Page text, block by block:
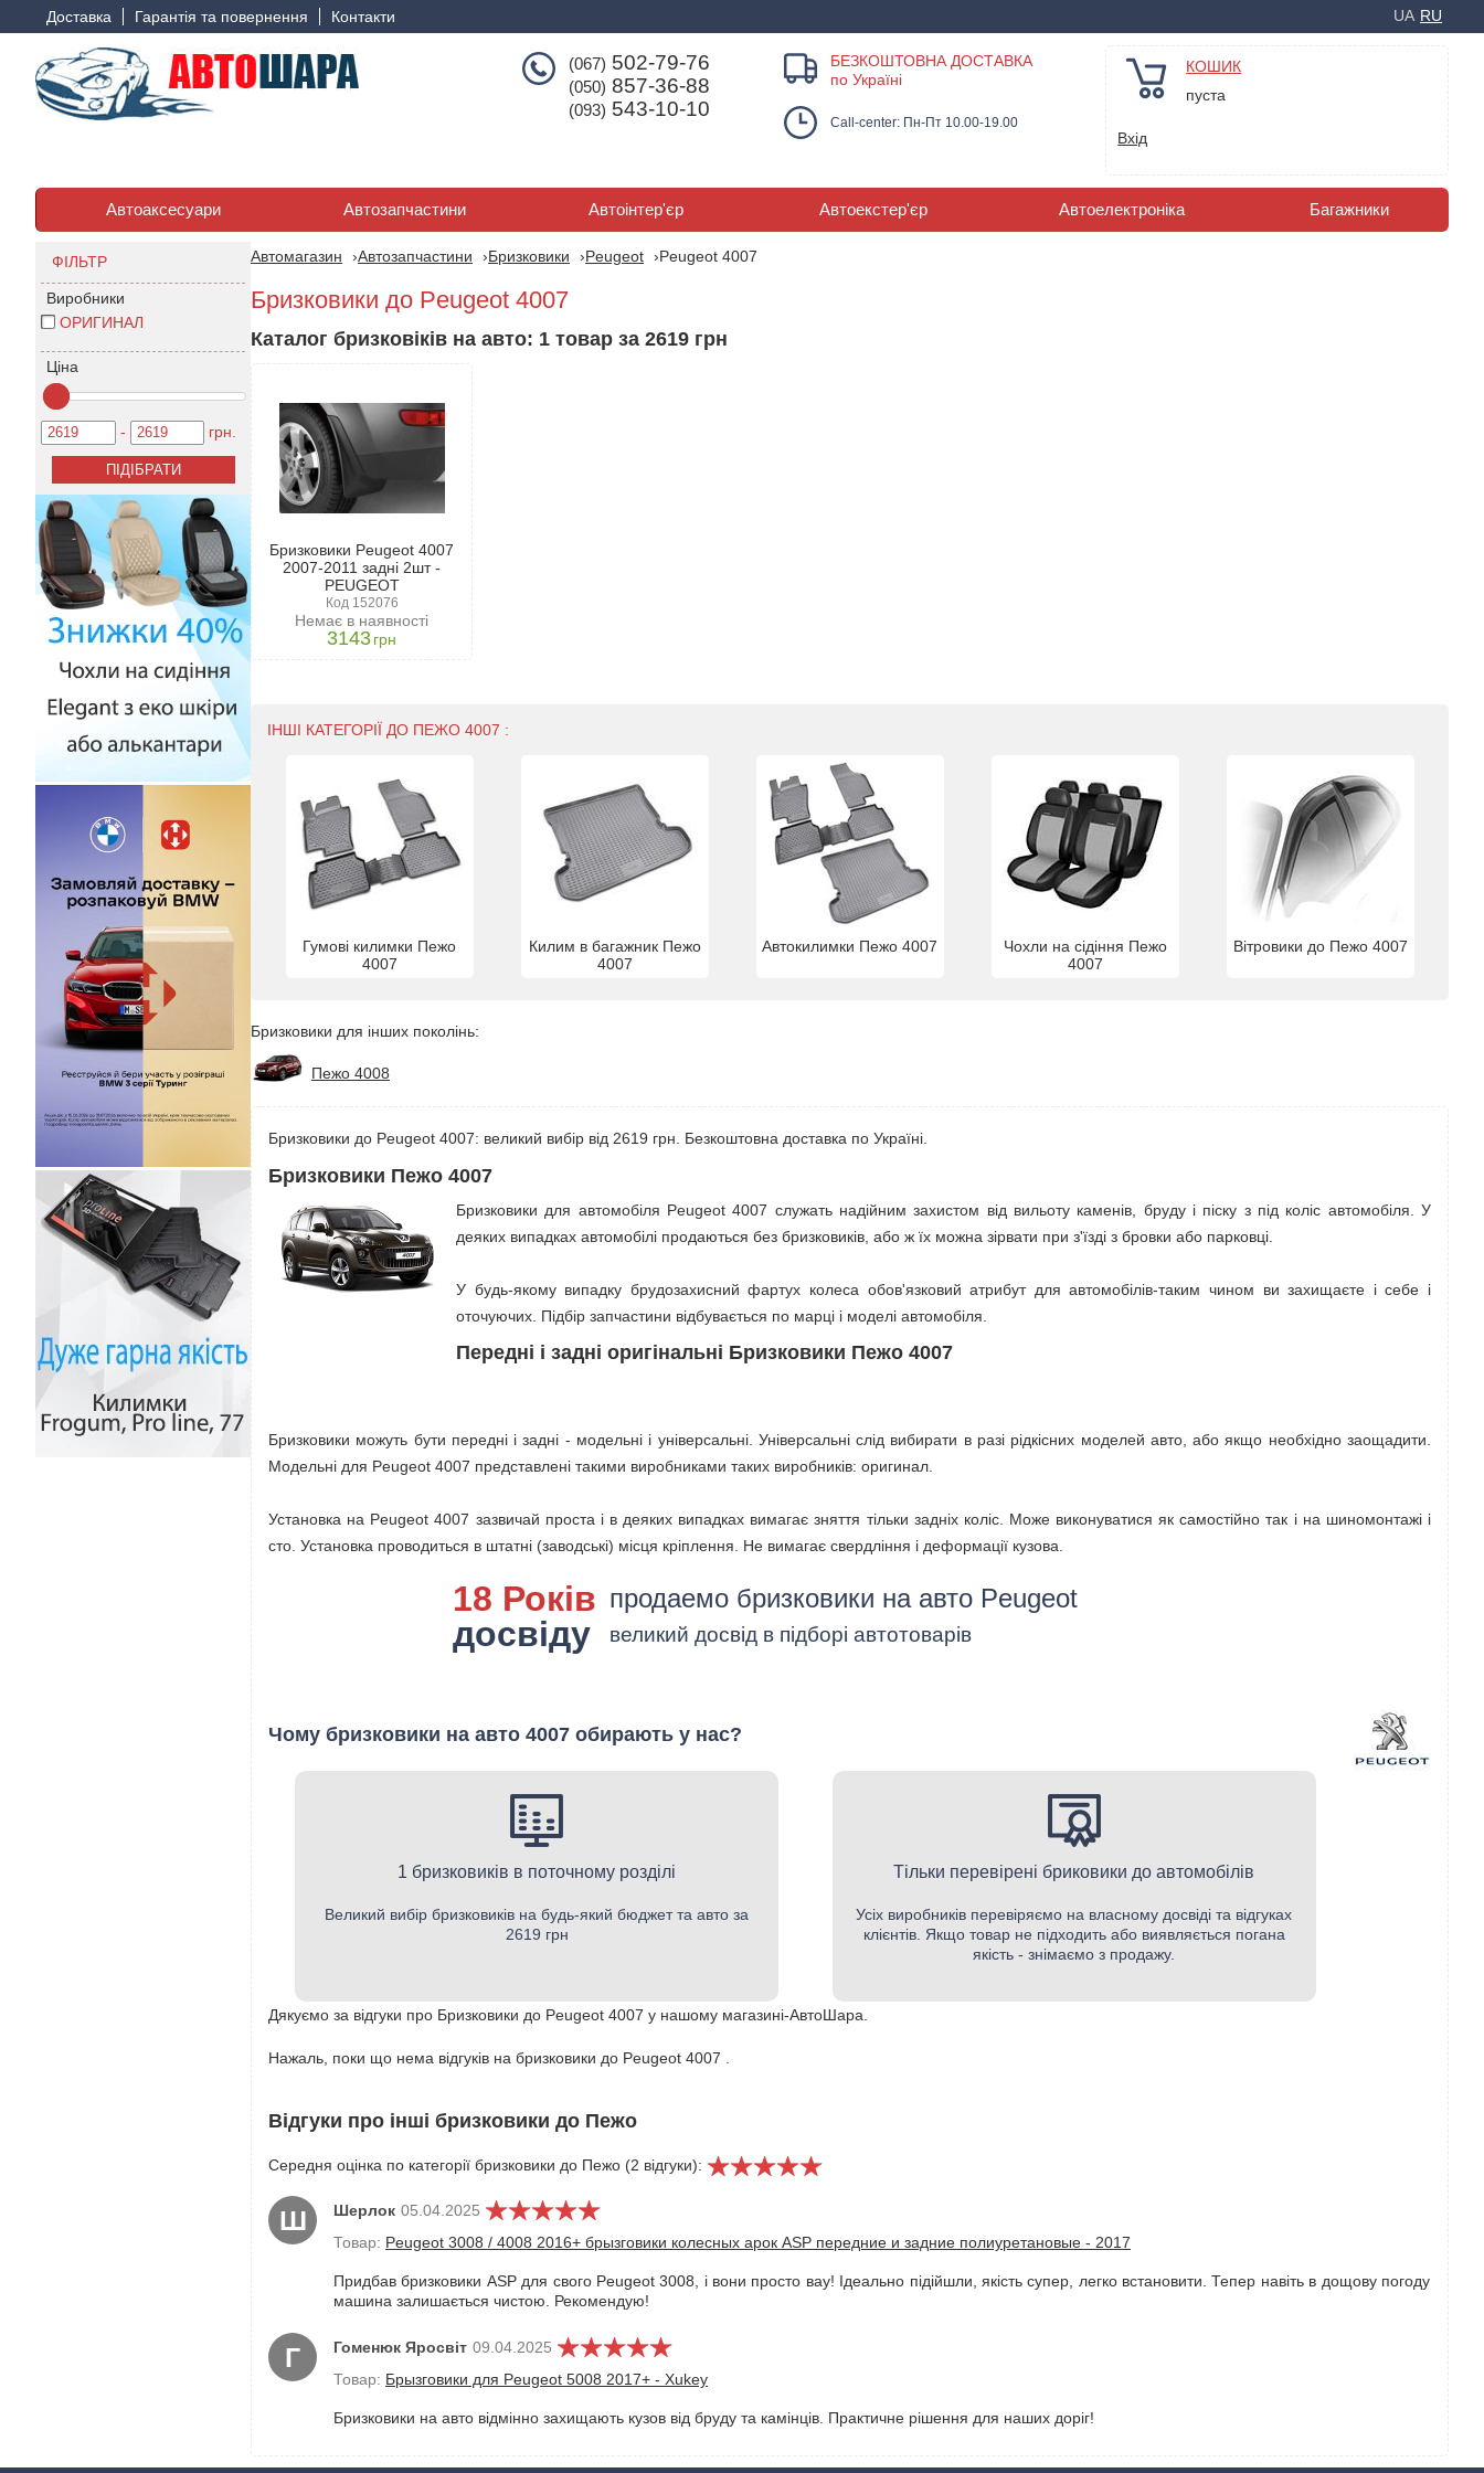
Доставка Гарантія та повернення Контакти UA RU
(067) 502-79-76
(050) 857-36-88
(093) 543-10-10
БЕЗКОШТОВНА ДОСТАВКА
по Україні
Call-center: Пн-Пт 10.00-19.00
КОШИК
пуста
Вхід
Автоаксесуари Автозапчастини Автоінтер'єр Автоекстер'єр Автоелектроніка Багажники
ФІЛЬТР
Виробники
ОРИГИНАЛ
Ціна
- грн.
Автомагазин Автозапчастини Бризковики Peugeot Peugeot 4007
Бризковики до Peugeot 4007
Каталог бризковіків на авто: 1 товар за 2619 грн
Бризковики Peugeot 4007
2007-2011 задні 2шт -
PEUGEOT
Код 152076
Немає в наявності
3143грн
ІНШІ КАТЕГОРІЇ ДО ПЕЖО 4007 :
Гумові килимки Пежо
4007
Килим в багажник Пежо
4007
Автокилимки Пежо 4007
Чохли на сідіння Пежо
4007
Вітровики до Пежо 4007
Бризковики для інших поколінь:
Пежо 4008
Бризковики до Peugeot 4007: великий вибір від 2619 грн. Безкоштовна доставка по Україні.
Бризковики Пежо 4007
Бризковики для автомобіля Peugeot 4007 служать надійним захистом від вильоту каменів, бруду і піску з під коліс автомобіля. У
деяких випадках автомобілі продаються без бризковиків, або ж їх можна зірвати при з'їзді з бровки або парковці.
У будь-якому випадку брудозахисний фартух колеса обов'язковий атрибут для автомобілів-таким чином ви захищаєте і себе і
оточуючих. Підбір запчастини відбувається по марці і моделі автомобіля.
Передні і задні оригінальні Бризковики Пежо 4007
Бризковики можуть бути передні і задні - модельні і універсальні. Універсальні слід вибирати в разі рідкісних моделей авто, або якщо необхідно заощадити.
Модельні для Peugeot 4007 представлені такими виробниками таких виробників: оригинал.
Установка на Peugeot 4007 зазвичай проста і в деяких випадках вимагає зняття тільки задніх коліс. Може виконуватися як самостійно так і на шиномонтажі і
сто. Установка проводиться в штатні (заводські) місця кріплення. Не вимагає свердління і деформації кузова.
18 Років продаемо бризковики на авто Peugeot
досвіду великий досвід в підборі автотоварів
Чому бризковики на авто 4007 обирають у нас?
1 бризковиків в поточному розділі
Великий вибір бризковиків на будь-який бюджет та авто за
2619 грн
Тільки перевірені бриковики до автомобілів
Усіх виробників перевіряємо на власному досвіді та відгуках
клієнтів. Якщо товар не підходить або виявляється погана
якість - знімаємо з продажу.
Дякуємо за відгуки про Бризковики до Peugeot 4007 у нашому магазині-АвтоШара.
Нажаль, поки що нема відгуків на бризковики до Peugeot 4007 .
Відгуки про інші бризковики до Пежо
Середня оцінка по категорії бризковики до Пежо (2 відгуки):
Ш Шерлок 05.04.2025
Товар: Peugeot 3008 / 4008 2016+ брызговики колесных арок ASP передние и задние полиуретановые - 2017
Придбав бризковики ASP для свого Peugeot 3008, і вони просто вау! Ідеально підійшли, якість супер, легко встановити. Тепер навіть в дощову погоду
машина залишається чистою. Рекомендую!
Г Гоменюк Яросвіт 09.04.2025
Товар: Брызговики для Peugeot 5008 2017+ - Xukey
Бризковики на авто відмінно захищають кузов від бруду та камінців. Практичне рішення для наших доріг!